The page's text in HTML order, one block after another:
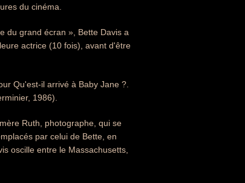
du cinéma.
du grand écran », Bette Davis a
actrice (10 fois), avant d'être
Qu'est-il arrivé à Baby Jane ?.
1986).
Ruth, photographe, qui se
par celui de Bette, en
oscille entre le Massachusetts,